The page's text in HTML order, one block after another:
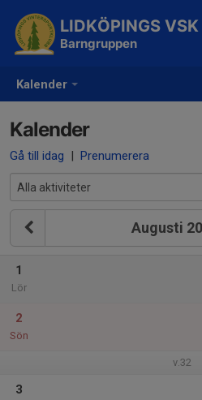
Kalender
LIDKÖPINGS VSK
Barngruppen
Kalender
Gå till idag | Prenumerera
Augusti
1
Lör
2
Sön
v.32
3